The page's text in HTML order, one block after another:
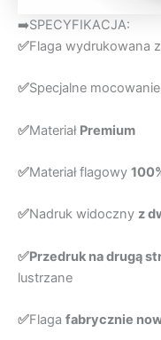
➡️SPECYFIKACJA:
✅Flaga wydrukowana
✅Specjalne
✅Materiał Premium
✅Materiał flagowy
✅Nadruk widoczny z
✅Przedruk na drugą
lustrzane
✅Flaga fabrycznie